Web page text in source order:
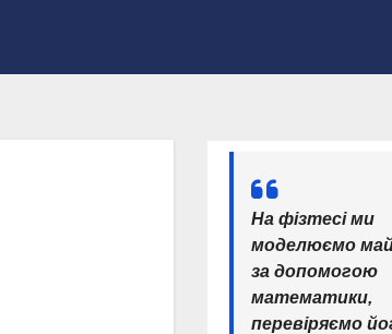
На фізтесі ми
моделюємо
за допомогою
математики,
перевіряємо